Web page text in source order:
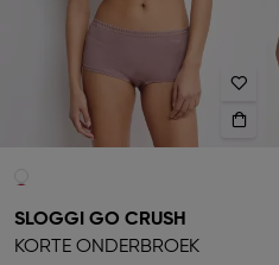
SLOGGI GO CRUSH
KORTE ONDERBROEK